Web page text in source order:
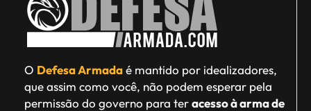
O Defesa Armadaé mantido por idealizadores,
que assim como você, não podem esperar pela
permissão do governo para teracesso à arma de